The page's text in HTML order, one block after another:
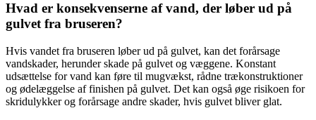
Hvad er konsekvenserne af vand, der løber ud på
gulvet fra bruseren?
Hvis vandet fra bruseren løber ud på gulvet, kan det forårsage
vandskader, herunder skade på gulvet og væggene. Konstant
udsættelse for vand kan føre til mugvækst, rådne trækonstruktioner
og ødelæggelse af finishen på gulvet. Det kan også øge risikoen for
skridulykker og forårsage andre skader, hvis gulvet bliver glat.